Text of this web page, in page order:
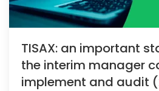
TISAX: an important
the interim manager
implement and audit